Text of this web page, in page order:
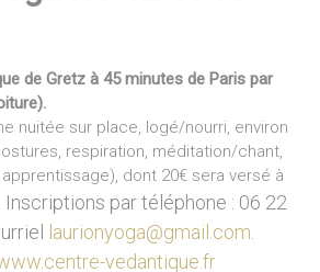
de Gretz à 45 minutes de Paris par
nuitée sur place, logé/nourri, environ
respiration, méditation/chant,
dont 20€ sera versé à
Inscriptions par téléphone : 06 22
laurionyoga@gmail.com
vedantique.fr